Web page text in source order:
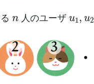
人のユーザ